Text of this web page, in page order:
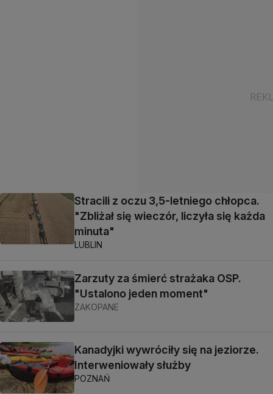
Stracili z oczu 3,5-letniego chłopca.
"Zbliżał się wieczór, liczyła się każda
minuta"
LUBLIN
Zarzuty za śmierć strażaka OSP.
"Ustalono jeden moment"
ZAKOPANE
Kanadyjki wywróciły się na jeziorze.
Interweniowały służby
POZNAŃ